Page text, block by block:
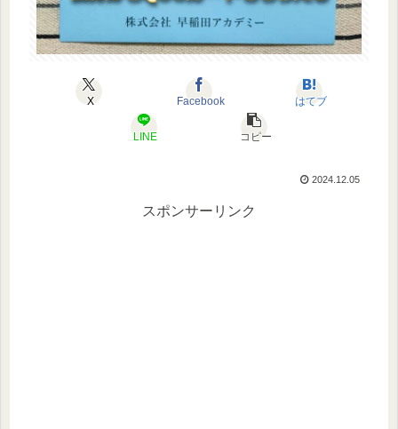
X Facebook はてブ
LINE コピー
2024.12.05
スポンサーリンク